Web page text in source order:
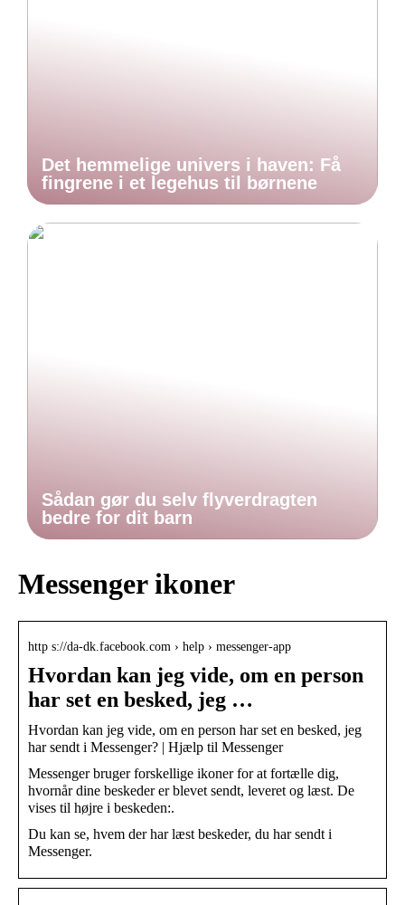
Det hemmelige univers i haven: Få
fingrene i et legehus til børnene
Sådan gør du selv flyverdragten
bedre for dit barn
Messenger ikoner
http s://da-dk.facebook.com › help › messenger-app
Hvordan kan jeg vide, om en person
har set en besked, jeg …
Hvordan kan jeg vide, om en person har set en besked, jeg
har sendt i Messenger? | Hjælp til Messenger
Messenger bruger forskellige ikoner for at fortælle dig,
hvornår dine beskeder er blevet sendt, leveret og læst. De
vises til højre i beskeden:.
Du kan se, hvem der har læst beskeder, du har sendt i
Messenger.